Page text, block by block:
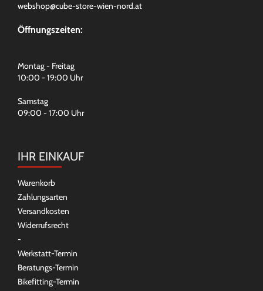
webshop@cube-store-wien-nord.at
Öffnungszeiten:
Montag - Freitag
10:00 - 19:00 Uhr
Samstag
09:00 - 17:00 Uhr
IHR EINKAUF
Warenkorb
Zahlungsarten
Versandkosten
Widerrufsrecht
-
Werkstatt-Termin
Beratungs-Termin
Bikefitting-Termin